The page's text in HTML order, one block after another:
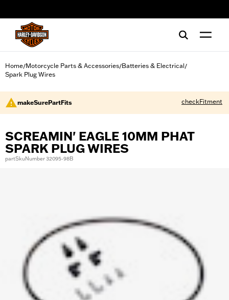
Home/Motorcycle Parts & Accessories/Batteries & Electrical/
Spark Plug Wires
makeSurePartFits checkFitment
SCREAMIN' EAGLE 10MM PHAT
SPARK PLUG WIRES
partSkuNumber 32095-98B